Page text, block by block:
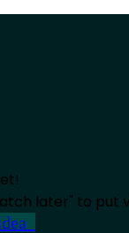
later" to put